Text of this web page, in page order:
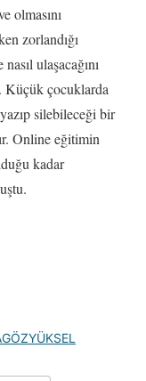
olmasını
zorlandığı
ulaşacağını
Küçük çocuklarda
silebileceği bir
Online eğitimin
kadar